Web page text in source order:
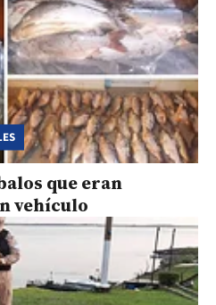
que eran
vehículo